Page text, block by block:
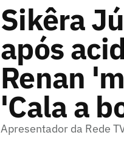
Sikêra
após
Renan
'Cala a
Apresentador da Rede